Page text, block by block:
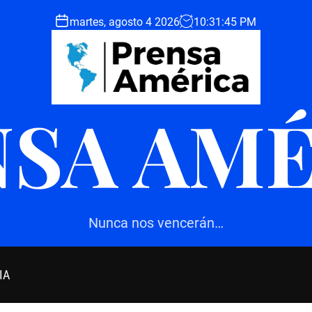
martes, agosto 4 2026 10:31 :46 PM
Nunca nos vencerán…